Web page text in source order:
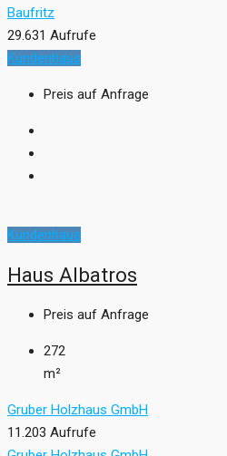
Baufritz
29.631 Aufrufe
Kundenhaus
Preis auf Anfrage
Kundenhaus
Haus Albatros
Preis auf Anfrage
272
m²
Gruber Holzhaus GmbH
11.203 Aufrufe